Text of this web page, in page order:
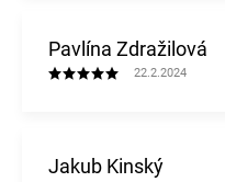
Pavlína Zdražilová
22.2.2024
Jakub Kinský